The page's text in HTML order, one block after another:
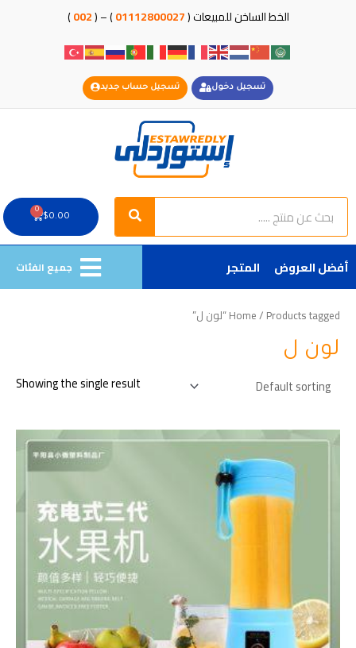
الخط الساخن للمبيعات (01112800027
) – (
002
)
تسجيل دخول تسجيل حساب جديد
Search
Search
$0.00
0
Cart
أفضل العروض المتجر جميع الفئات
Home/ Products tagged “لون ل”
لون ل
Showing the single result